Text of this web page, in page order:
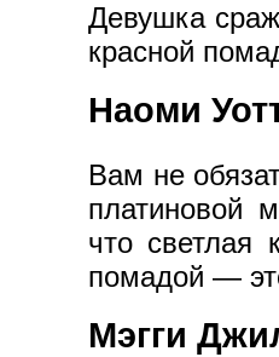
Девушка
красной
Наоми
Вам не
платиновой
что светлая
помадой —
Мэгги